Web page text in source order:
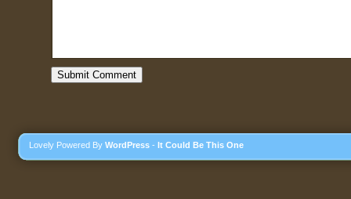
Lovely Powered By WordPress - It Could Be This One